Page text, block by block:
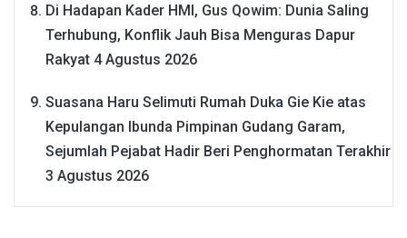
Di Hadapan Kader HMI, Gus Qowim: Dunia Saling
Terhubung, Konflik Jauh Bisa Menguras Dapur
Rakyat 4 Agustus 2026
Suasana Haru Selimuti Rumah Duka Gie Kie atas
Kepulangan Ibunda Pimpinan Gudang Garam,
Sejumlah Pejabat Hadir Beri Penghormatan Terakhir
3 Agustus 2026